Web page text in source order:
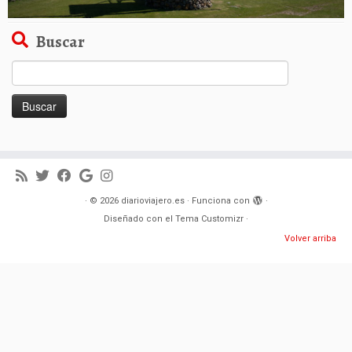
Buscar
· © 2026 diarioviajero.es· Funciona con
·
Diseñado con el Tema Customizr ·
Volver arriba